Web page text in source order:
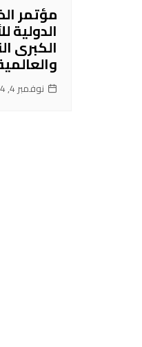
مؤتمر
الدولية
الكبرى
نوفمبر 4, 2024